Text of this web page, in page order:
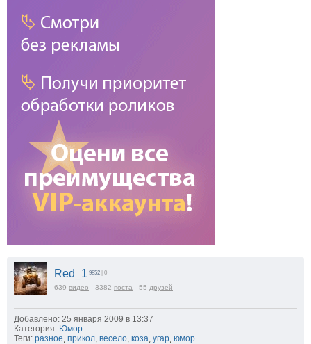
Red_1 9852 | 0
639 видео 3382 поста 55 друзей
Добавлено: 25 января 2009 в 13:37
Категория: Юмор
Теги: разное прикол весело коза угар юмор